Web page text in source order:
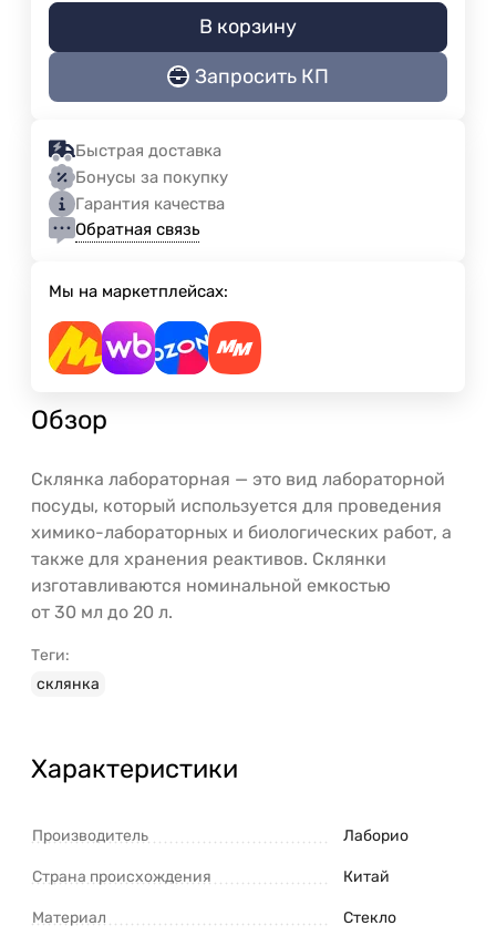
В корзину
Запросить КП
Быстрая доставка
Бонусы за покупку
Гарантия качества
Обратная связь
Мы на маркетплейсах:
Обзор
Склянка лабораторная — это вид лабораторной
посуды, который используется для проведения
химико-лабораторных и биологических работ, а
также для хранения реактивов. Склянки
изготавливаются номинальной емкостью
от 30 мл до 20 л.
Теги:
склянка
Характеристики
Производитель Лаборио
Страна происхождения Китай
Материал Стекло